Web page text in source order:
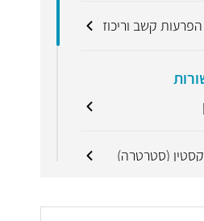
קשב וריכוז
(סטרטרה)